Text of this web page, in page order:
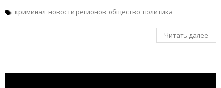
криминал новости регионов общество политика
Читать далее